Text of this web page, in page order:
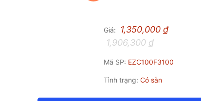
Giá: 1,350,000₫
1,906,300₫
Mã SP: EZC100F3100
Tình trạng:Có sẵn